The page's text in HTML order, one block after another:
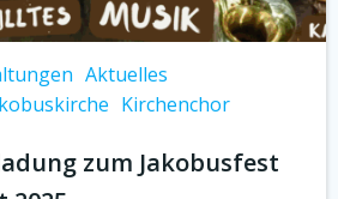
Aktuelles
Kirchenchor
zum Jakobusfest